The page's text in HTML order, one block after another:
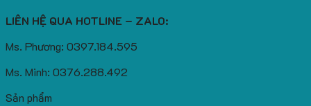
LIÊN HỆ QUA HOTLINE – ZALO:
Ms. Phương: 0397.184.595
Ms. Minh: 0376.288.492
Sản phẩm